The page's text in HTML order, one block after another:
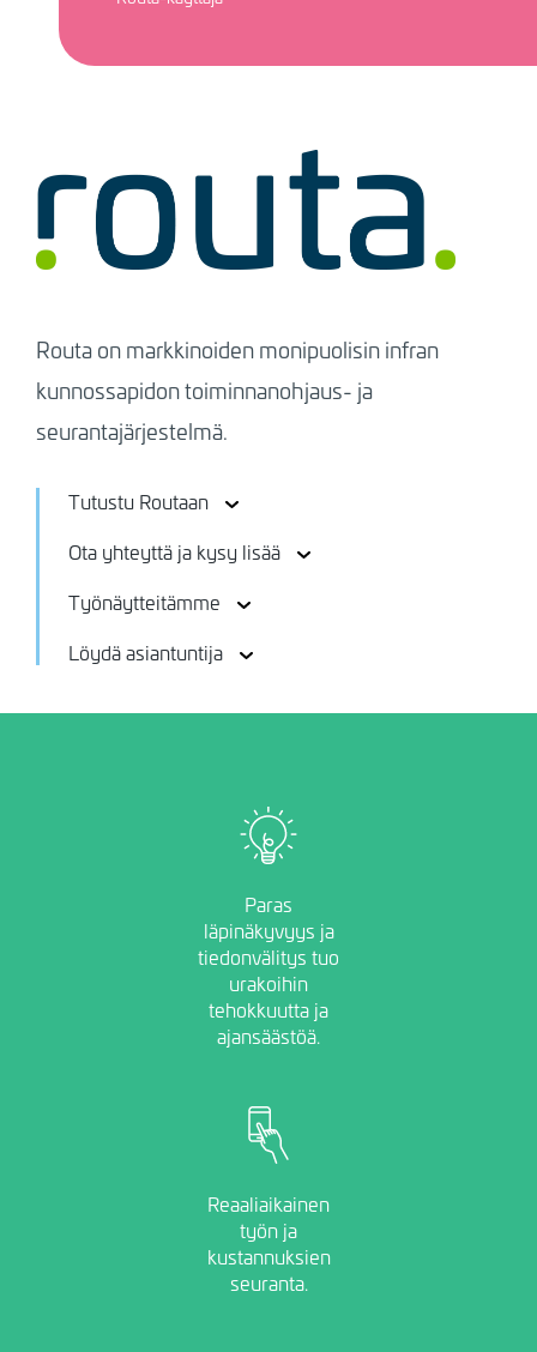
Routa on markkinoiden monipuolisin infran
kunnossapidon toiminnanohjaus- ja
seurantajärjestelmä.
Tutustu Routaan
Ota yhteyttä ja kysy lisää
Työnäytteitämme
Löydä asiantuntija
Image
Paras
läpinäkyvyys ja
tiedonvälitys tuo
urakoihin
tehokkuutta ja
ajansäästöä.
Image
Reaaliaikainen
työn ja
kustannuksien
seuranta.